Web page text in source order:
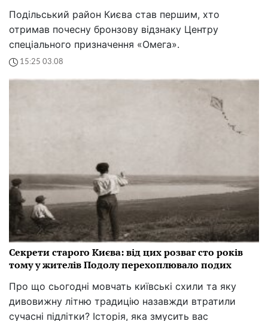
Подільський район Києва став першим, хто
отримав почесну бронзову відзнаку Центру
спеціального призначення «Омега».
15:25 03.08
Секрети старого Києва: від цих розваг сто років
тому у жителів Подолу перехоплювало подих
Про що сьогодні мовчать київські схили та яку
дивовижну літню традицію назавжди втратили
сучасні підлітки? Історія, яка змусить вас